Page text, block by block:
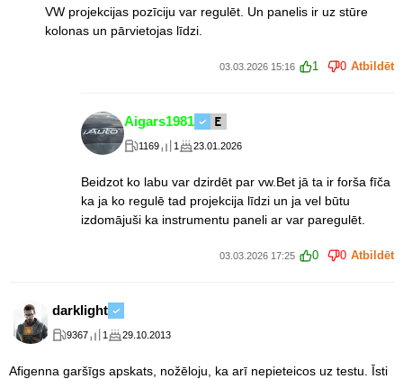
VW projekcijas pozīciju var regulēt. Un panelis ir uz stūre
kolonas un pārvietojas līdzi.
03.03.2026 15:16 1 0 Atbildēt
Aigars1981
1169 1 23.01.2026
Beidzot ko labu var dzirdēt par vw.Bet jā ta ir forša fīča
ka ja ko regulē tad projekcija līdzi un ja vel būtu
izdomājuši ka instrumentu paneli ar var paregulēt.
03.03.2026 17:25 0 0 Atbildēt
darklight
9367 1 29.10.2013
Afigenna garšīgs apskats, nožēloju, ka arī nepieteicos uz testu. Īsti